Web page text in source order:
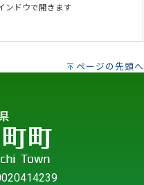
ンドウで開きます
ページの先頭へ